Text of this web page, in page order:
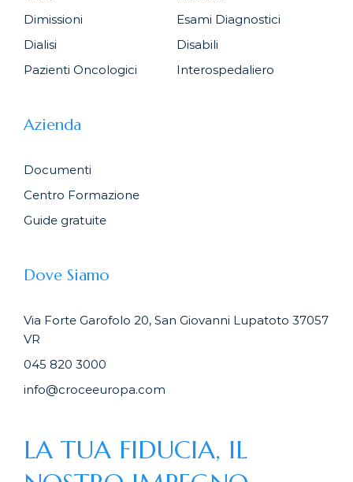
Dimissioni
Esami Diagnostici
Dialisi
Disabili
Pazienti Oncologici
Interospedaliero
Azienda
Documenti
Centro Formazione
Guide gratuite
Dove Siamo
Via Forte Garofolo 20, San Giovanni Lupatoto 37057
VR
045 820 3000
info@croceeuropa.com
LA TUA FIDUCIA, IL